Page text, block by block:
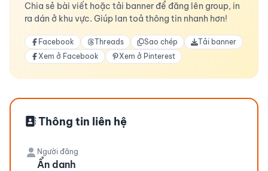
Chia sẻ bài viết hoặc tải banner để đăng lên group, in
ra dán ở khu vực. Giúp lan toả thông tin nhanh hơn!
Facebook Threads Sao chép
Tải banner
Xem ở Facebook
Xem ở Pinterest
Thông tin liên hệ
Người đăng
Ẩn danh